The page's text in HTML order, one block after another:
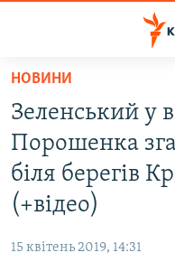
Перейти
основного
матеріалу
Перейти
до
основної
Перейти
ВІДЕО ТА ФОТО
ПОЛІТИКА
НОВИНИ
Зеленський у
Порошенка
біля берегів
(+відео)
15 квітень 2019, 14:31